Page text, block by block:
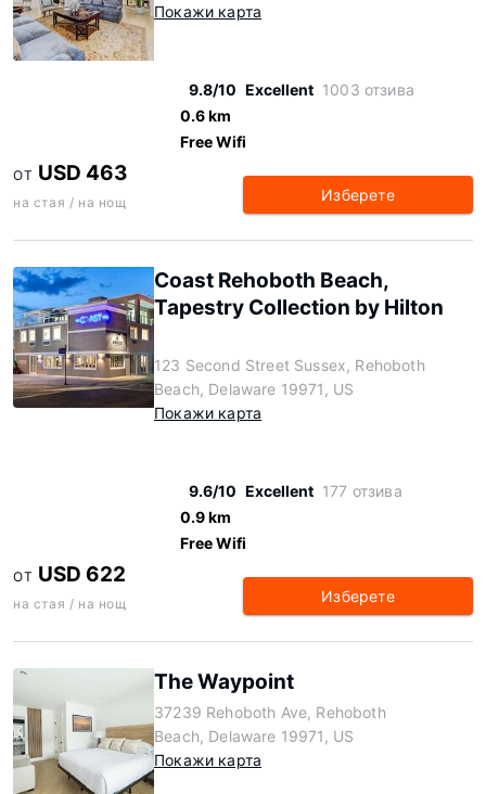
Покажи карта
9.8/10 Excellent 1003 отзива
0.6 km
Free Wifi
ОТ USD 463
на стая / на нощ Изберете
Coast Rehoboth Beach,
Tapestry Collection by Hilton
123 Second Street Sussex, Rehoboth
Beach, Delaware 19971, US
Покажи карта
9.6/10 Excellent 177 отзива
0.9 km
Free Wifi
ОТ USD 622
на стая / на нощ Изберете
The Waypoint
37239 Rehoboth Ave, Rehoboth
Beach, Delaware 19971, US
Покажи карта